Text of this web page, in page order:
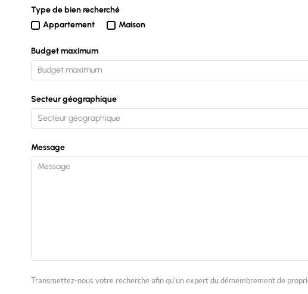
Type de bien recherché
Appartement
Maison
Budget maximum
Secteur géographique
Message
Transmettez-nous votre recherche afin qu'un expert du démembrement de